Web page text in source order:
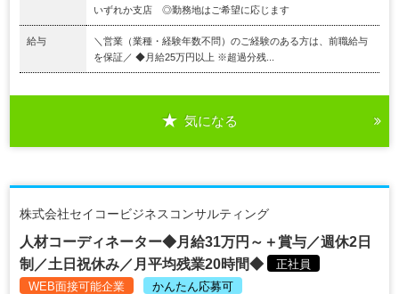
いずれか支店 ◎勤務地はご希望に応じます
給与
＼営業（業種・経験年数不問）のご経験のある方は、前職給与
を保証／ ◆月給25万円以上 ※超過分残...
気になる
株式会社セイコービジネスコンサルティング
人材コーディネーター◆月給31万円～＋賞与／週休2日
制／土日祝休み／月平均残業20時間◆
正社員
WEB面接可能企業
かんたん応募可